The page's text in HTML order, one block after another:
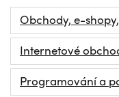
Obchody, e-
Internetové
Programování a